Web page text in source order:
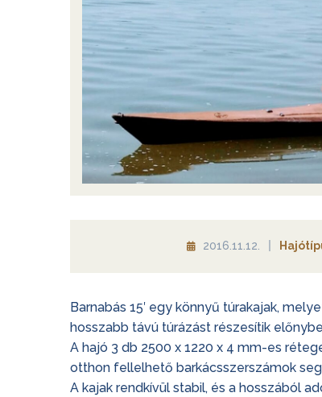
2016.11.12.
Barnabás 15′ egy könnyű túrakajak,
hosszabb távú túrázást részesítik
A hajó 3 db 2500 x 1220 x 4 mm-es
otthon fellelhető barkácsszerszámok
A kajak rendkívül stabil, és a hosszából